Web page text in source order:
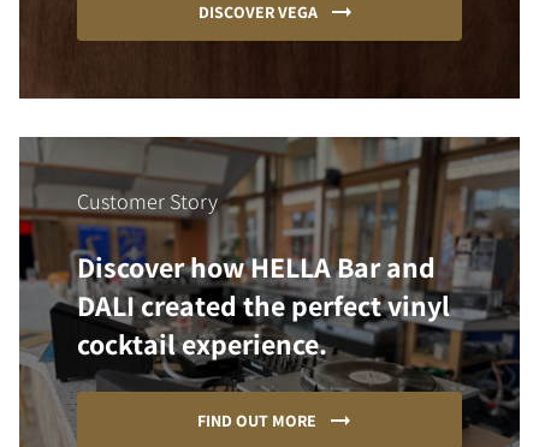
DISCOVER VEGA
Customer Story
Discover how HELLA Bar and
DALI created the perfect vinyl
cocktail experience.
FIND OUT MORE